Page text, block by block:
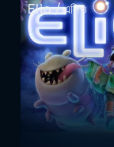
Elio / এলিও